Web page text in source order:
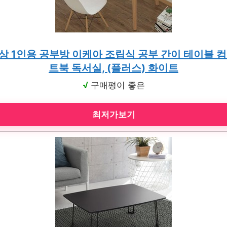
1인용 공부방 이케아 조립식 공부 간이 테이블
트북 독서실, (플러스) 화이트
√구매평이 좋은
최저가보기